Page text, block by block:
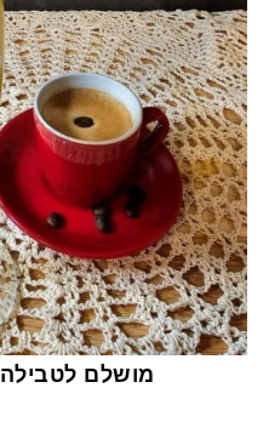
מושלם לטבילה